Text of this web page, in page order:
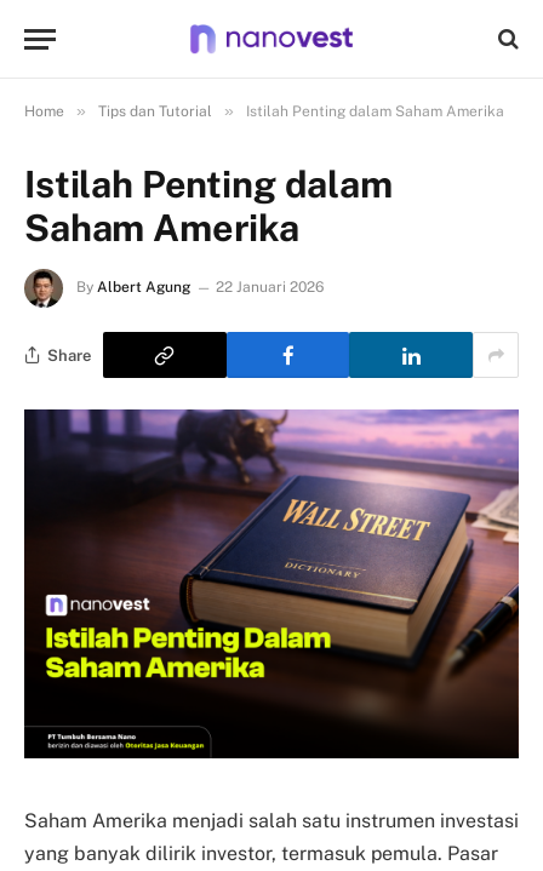
Home » Tips dan Tutorial » Istilah Penting dalam Saham Amerika
Istilah Penting dalam
Saham Amerika
By Albert Agung 22 Januari 2026
Share
Saham Amerika menjadi salah satu instrumen investasi
yang banyak dilirik investor, termasuk pemula. Pasar